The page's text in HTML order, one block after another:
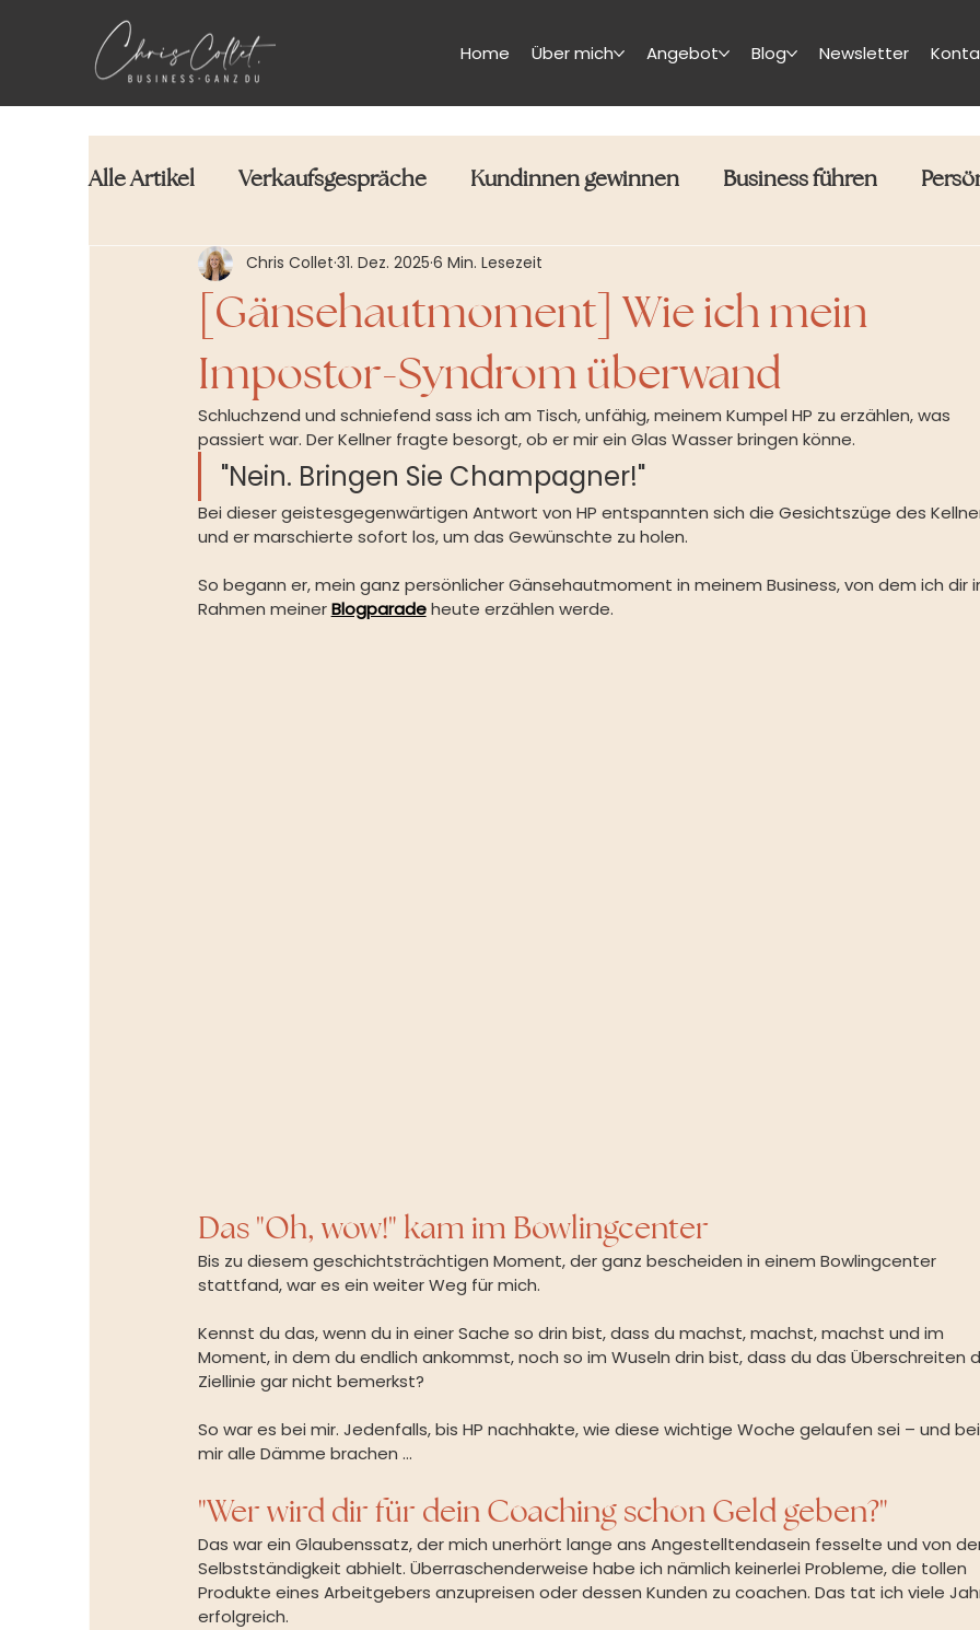
Home Über mich Angebot Blog Newsletter
Alle Artikel Verkaufsgespräche Kundinnen gewinnen Business führen
[Gänsehautmoment] Wie ich mein
Impostor-Syndrom überwand
Chris Collet 31. Dez. 2025 6 Min. Lesezeit
Schluchzend und schniefend sass ich am Tisch, unfähig, meinem Kumpel HP zu erzählen, was
passiert war. Der Kellner fragte besorgt, ob er mir ein Glas Wasser bringen könne.
"Nein. Bringen Sie Champagner!"
Bei dieser geistesgegenwärtigen Antwort von HP entspannten sich die Gesichtszüge des
und er marschierte sofort los, um das Gewünschte zu holen.
So begann er, mein ganz persönlicher Gänsehautmoment in meinem Business, von dem ich dir
Rahmen meiner Blogparade heute erzählen werde.
Das "Oh, wow!" kam im Bowlingcenter
Bis zu diesem geschichtsträchtigen Moment, der ganz bescheiden in einem Bowlingcenter
stattfand, war es ein weiter Weg für mich.
Kennst du das, wenn du in einer Sache so drin bist, dass du machst, machst, machst und im
Moment, in dem du endlich ankommst, noch so im Wuseln drin bist, dass du das Überschreiten
Ziellinie gar nicht bemerkst?
So war es bei mir. Jedenfalls, bis HP nachhakte, wie diese wichtige Woche gelaufen sei – und
mir alle Dämme brachen ...
"Wer wird dir für dein Coaching schon Geld geben?"
Das war ein Glaubenssatz, der mich unerhört lange ans Angestelltendasein fesselte und von
Selbstständigkeit abhielt. Überraschenderweise habe ich nämlich keinerlei Probleme, die tollen
Produkte eines Arbeitgebers anzupreisen oder dessen Kunden zu coachen. Das tat ich viele
erfolgreich.